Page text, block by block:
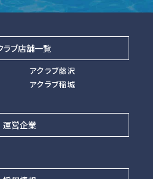
ラブ店舗一覧
アクラブ藤沢
アクラブ稲城
運営企業